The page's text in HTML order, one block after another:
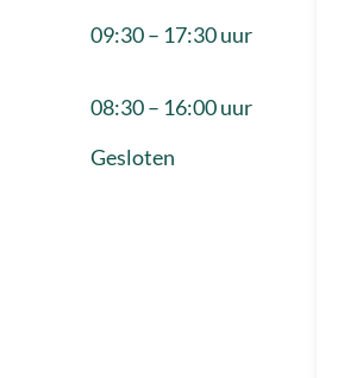
09:30 – 17:30 uur
08:30 – 16:00 uur
Gesloten